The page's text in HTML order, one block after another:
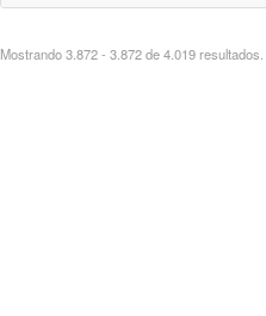
Mostrando 3.872 - 3.872 de 4.019 resultados.